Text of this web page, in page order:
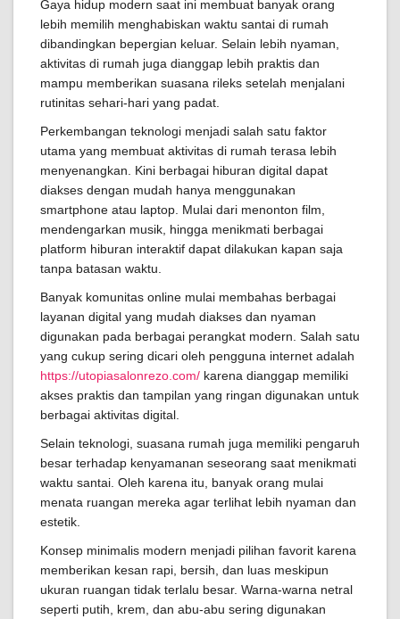
Gaya hidup modern saat ini membuat banyak orang
lebih memilih menghabiskan waktu santai di rumah
dibandingkan bepergian keluar. Selain lebih nyaman,
aktivitas di rumah juga dianggap lebih praktis dan
mampu memberikan suasana rileks setelah menjalani
rutinitas sehari-hari yang padat.
Perkembangan teknologi menjadi salah satu faktor
utama yang membuat aktivitas di rumah terasa lebih
menyenangkan. Kini berbagai hiburan digital dapat
diakses dengan mudah hanya menggunakan
smartphone atau laptop. Mulai dari menonton film,
mendengarkan musik, hingga menikmati berbagai
platform hiburan interaktif dapat dilakukan kapan saja
tanpa batasan waktu.
Banyak komunitas online mulai membahas berbagai
layanan digital yang mudah diakses dan nyaman
digunakan pada berbagai perangkat modern. Salah satu
yang cukup sering dicari oleh pengguna internet adalah
https://utopiasalonrezo.com/ karena dianggap memiliki
akses praktis dan tampilan yang ringan digunakan untuk
berbagai aktivitas digital.
Selain teknologi, suasana rumah juga memiliki pengaruh
besar terhadap kenyamanan seseorang saat menikmati
waktu santai. Oleh karena itu, banyak orang mulai
menata ruangan mereka agar terlihat lebih nyaman dan
estetik.
Konsep minimalis modern menjadi pilihan favorit karena
memberikan kesan rapi, bersih, dan luas meskipun
ukuran ruangan tidak terlalu besar. Warna-warna netral
seperti putih, krem, dan abu-abu sering digunakan